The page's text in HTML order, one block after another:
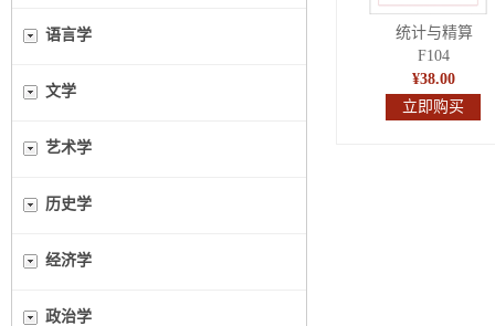
语言学
文学
艺术学
历史学
经济学
政治学
统计与精算
F104
¥38.00
立即购买